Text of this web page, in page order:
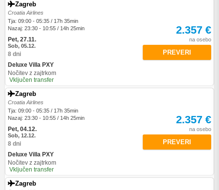
Zagreb
Croatia Airlines
Tja: 09:00 - 05:35 / 17h 35min
Nazaj: 23:30 - 10:55 / 14h 25min
Pet, 27.11.
Sob, 05.12.
8 dni
Deluxe Villa PXY
Nočitev z zajtrkom
Vključen transfer
2.357 €
na osebo
PREVERI
Zagreb
Croatia Airlines
Tja: 09:00 - 05:35 / 17h 35min
Nazaj: 23:30 - 10:55 / 14h 25min
Pet, 04.12.
Sob, 12.12.
8 dni
Deluxe Villa PXY
Nočitev z zajtrkom
Vključen transfer
2.357 €
na osebo
PREVERI
Zagreb